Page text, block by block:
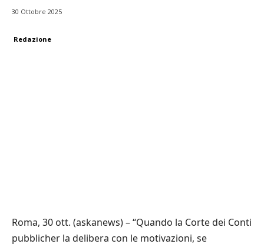
30 Ottobre 2025
Redazione
Roma, 30 ott. (askanews) – “Quando la Corte dei Conti
pubblicher la delibera con le motivazioni, se